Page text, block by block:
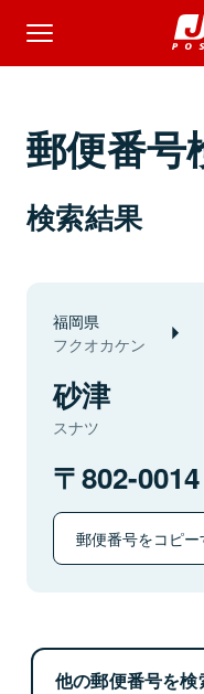
郵便番号
検索結果
福岡県
フクオカケン
砂津
スナツ
802-0014
郵便番号をコピー
他の郵便番号を検